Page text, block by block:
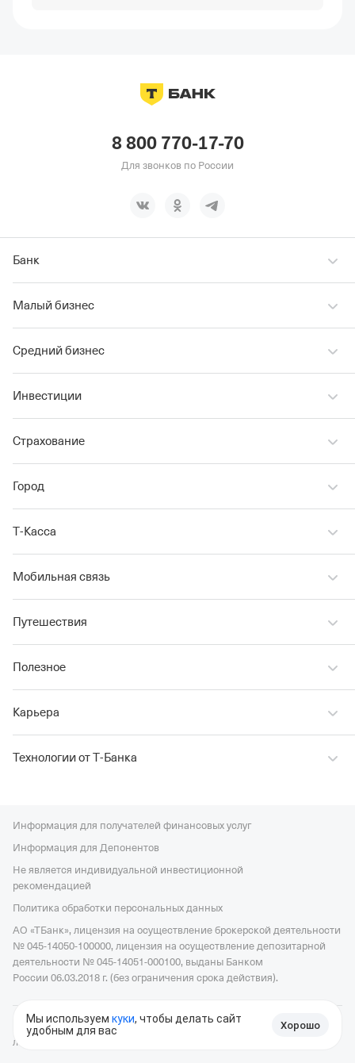
Мы используем куки, чтобы делать сайт
удобным для вас
Хорошо
8 800 770-17-70
Для звонков по России
Банк
Малый бизнес
Средний бизнес
Инвестиции
Страхование
Город
Т‑Касса
Мобильная связь
Путешествия
Полезное
Карьера
Технологии от Т‑Банка
Информация для получателей финансовых услуг
Информация для Депонентов
Не является индивидуальной инвестиционной
рекомендацией
Политика обработки персональных данных
АО «ТБанк», лицензия на осуществление брокерской деятельности
№ 045-14050-100000, лицензия на осуществление депозитарной
деятельности № 045-14051-000100, выданы Банком
России 06.03.2018 г. (без ограничения срока действия).
© 2006—2026, АО «ТБанк», официальный сайт,
универсальная
лицензия ЦБ РФ № 2673